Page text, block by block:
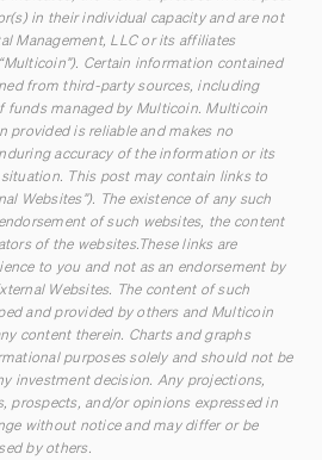
in their individual capacity and are not
Management, LLC or its affiliates
Certain information contained
from third-party sources, including
managed by Multicoin. Multicoin
provided is reliable and makes no
accuracy of the information or its
This post may contain links to
Websites”). The existence of any such
of such websites, the content
of the websites.These links are
to you and not as an endorsement by
Websites. The content of such
and provided by others and Multicoin
content therein. Charts and graphs
purposes solely and should not be
investment decision. Any projections,
prospects, and/or opinions expressed in
without notice and may differ or be
by others.